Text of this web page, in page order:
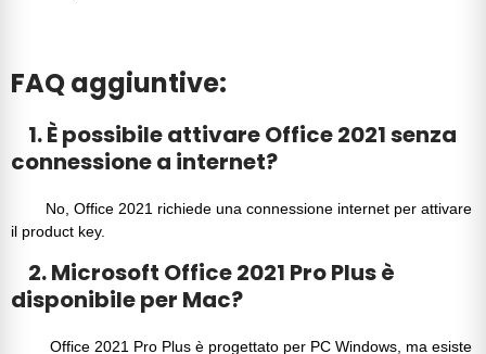
FAQ aggiuntive:
1. È possibile attivare Office 2021 senza
connessione a internet?
No, Office 2021 richiede una connessione internet per attivare
il product key.
2. Microsoft Office 2021 Pro Plus è
disponibile per Mac?
Office 2021 Pro Plus è progettato per PC Windows, ma esiste